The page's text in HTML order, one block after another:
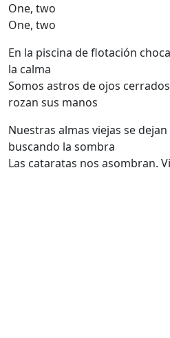
One, two
One, two
En la piscina de flotación
la calma
Somos astros de ojos
rozan sus manos
Nuestras almas viejas se
buscando la sombra
Las cataratas nos asombran.